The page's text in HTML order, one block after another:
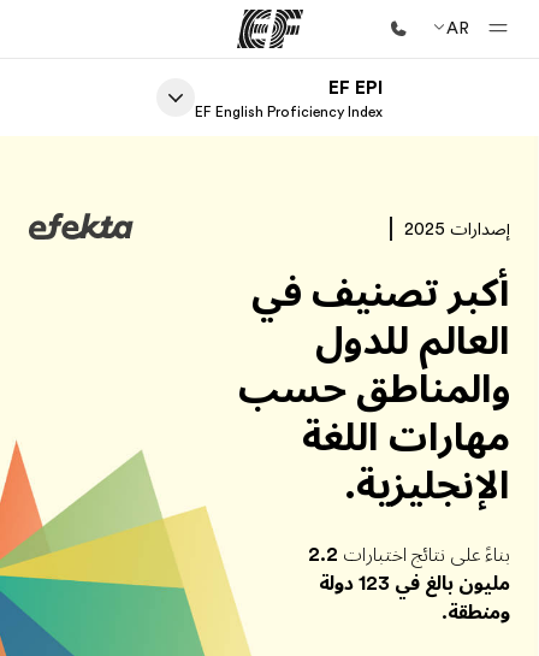
AR
الصفحة الرئيسية
شاهد كل ما نقوم به
مكاتب
أعثر على مكتب قريب منك
نبذة عنا
من نحن
وظائف
إنضم إلى الفريق
EF EPI
EF English Proficiency Index
إصدارات 2025
أكبر تصنيف في
العالم للدول
والمناطق حسب
مهارات اللغة
الإنجليزية.
بناءً على نتائج اختبارات 2.2
مليون بالغ في
123 دولة
ومنطقة.